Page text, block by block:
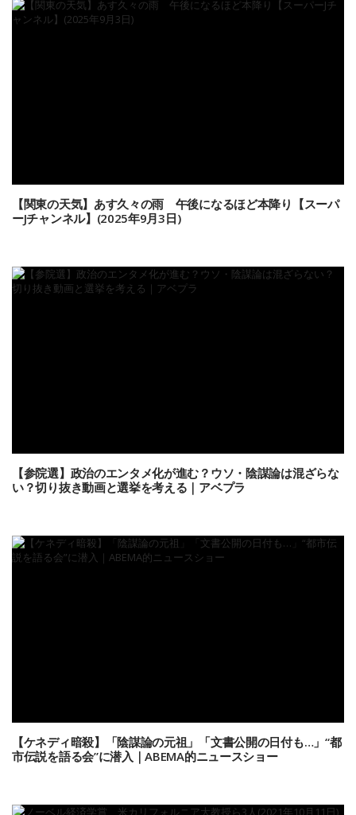
【関東の天気】あす久々の雨 午後になるほど本降り【スーパ
ーJチャンネル】(2025年9月3日)
【参院選】政治のエンタメ化が進む？ウソ・陰謀論は混ざらな
い？切り抜き動画と選挙を考える｜アベプラ
【ケネディ暗殺】「陰謀論の元祖」「文書公開の日付も…」“都
市伝説を語る会”に潜入｜ABEMA的ニュースショー